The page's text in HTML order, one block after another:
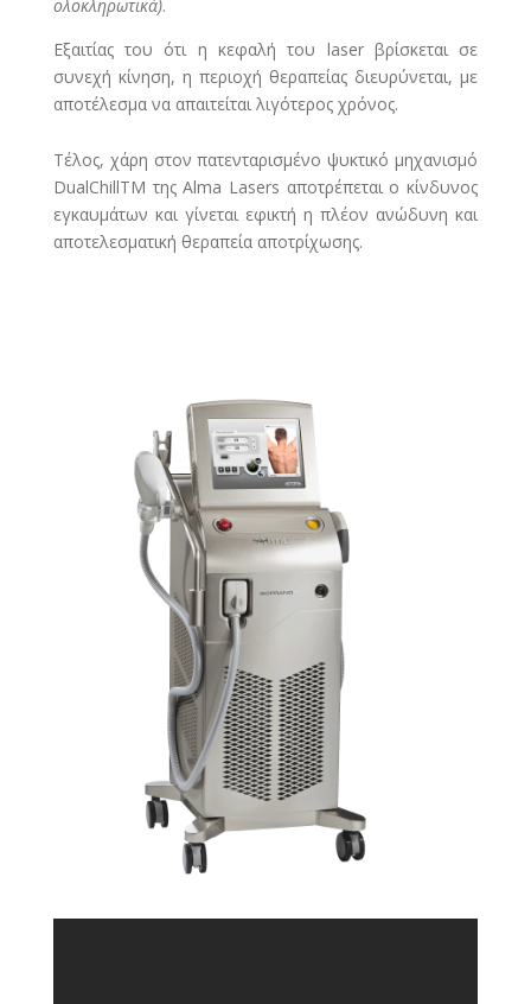
ολοκληρωτικά).
Εξαιτίας του ότι η κεφαλή του laser βρίσκεται σε
συνεχή κίνηση, η περιοχή θεραπείας διευρύνεται, με
αποτέλεσμα να απαιτείται λιγότερος χρόνος.
Τέλος, χάρη στον πατενταρισμένο ψυκτικό μηχανισμό
DualChillTM της Alma Lasers αποτρέπεται ο κίνδυνος
εγκαυμάτων και γίνεται εφικτή η πλέον ανώδυνη και
αποτελεσματική θεραπεία αποτρίχωσης.